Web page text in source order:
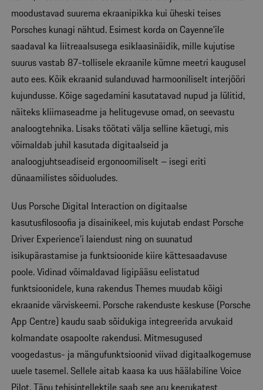
moodustavad suurema ekraanipikka kui üheski teises
Porsches kunagi nähtud. Esimest korda on Cayenne’ile
saadaval ka liitreaalsusega esiklaasinäidik, mille kujutise
suurus vastab 87-tollisele ekraanile kümne meetri kaugusel
auto ees. Kõik ekraanid sulanduvad harmooniliselt interjööri
kujundusse. Kõige sagedamini kasutatavad nupud ja lülitid,
näiteks kliimaseadme ja helitugevuse omad, on seevastu
analoogtehnika. Lisaks töötati välja selline käetugi, mis
võimaldab juhil kasutada digitaalseid ja
analoogjuhtseadiseid ergonoomiliselt – isegi eriti
dünaamilistes sõiduoludes.
Uus Porsche Digital Interaction on digitaalse
kasutusfilosoofia ja disainikeel, mis kujutab endast Porsche
Driver Experience’i laiendust ning on suunatud
isikupärastamise ja funktsioonide kiire kättesaadavuse
poole. Vidinad võimaldavad ligipääsu eelistatud
funktsioonidele, kuna rakendus Themes muudab kõigi
ekraanide värviskeemi. Porsche rakenduste keskuse (Porsche
App Centre) kaudu saab sõidukiga integreerida arvukaid
kolmandate osapoolte rakendusi. Mitmesugused
voogedastus- ja mängufunktsioonid viivad digitaalkogemuse
uuele tasemel. Sellele aitab kaasa ka uus häälabiline Voice
Pilot. Tänu tehisintellektile saab see aru keerukatest